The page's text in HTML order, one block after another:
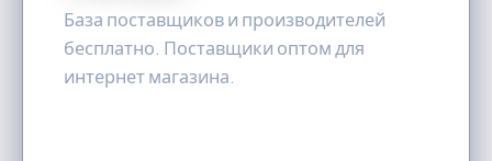
База поставщиков и производителей
бесплатно. Поставщики оптом для
интернет магазина.